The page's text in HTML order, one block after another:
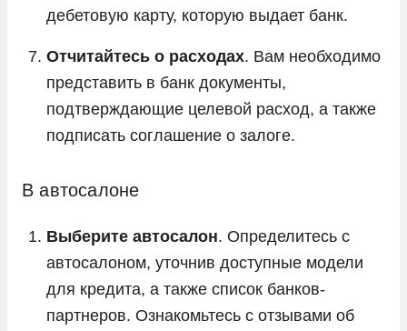
дебетовую карту, которую выдает банк.
Отчитайтесь о расходах. Вам необходимо
представить в банк документы,
подтверждающие целевой расход, а также
подписать соглашение о залоге.
В автосалоне
Выберите автосалон. Определитесь с
автосалоном, уточнив доступные модели
для кредита, а также список банков-
партнеров. Ознакомьтесь с отзывами об